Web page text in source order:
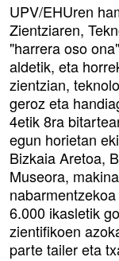
UPV/EHUren
Zientziaren,
"harrera oso
aldetik, eta
zientzian,
geroz eta
4etik 8ra
egun horietan
Bizkaia Aretoa,
Museora,
6.000 ikasletik
zientifikoen
parte tailer eta